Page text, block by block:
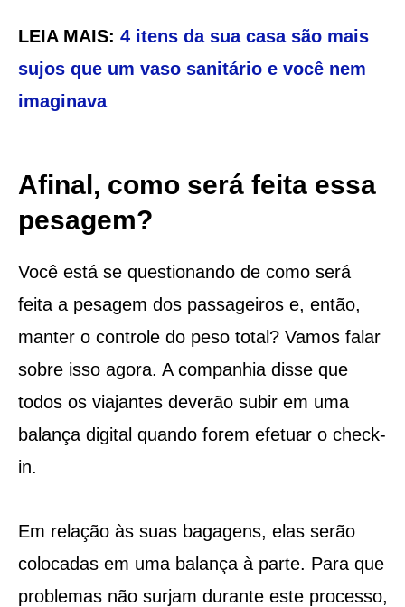
LEIA MAIS: 4 itens da sua casa são mais
sujos que um vaso sanitário e você nem
imaginava
Afinal, como será feita essa
pesagem?
Você está se questionando de como será
feita a pesagem dos passageiros e, então,
manter o controle do peso total? Vamos falar
sobre isso agora. A companhia disse que
todos os viajantes deverão subir em uma
balança digital quando forem efetuar o check-
in.
Em relação às suas bagagens, elas serão
colocadas em uma balança à parte. Para que
problemas não surjam durante este processo,